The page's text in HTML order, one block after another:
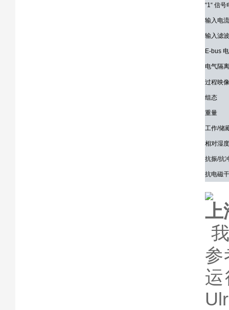
“1“ 信号
输入电
输入滤
E-bus
电气隔
过程映
组态
重量
工作/储
相对湿
抗振/抗
抗电磁
上
参